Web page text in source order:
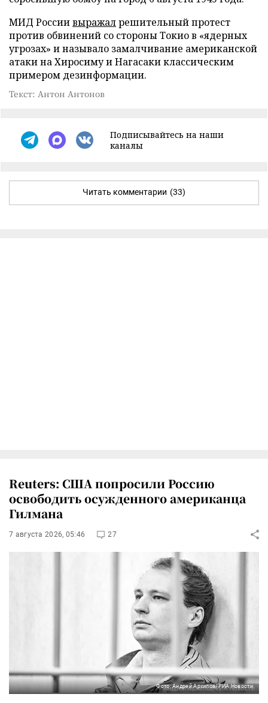
МИД Россиивыражалрешительный протест
против обвинений со стороны Токио в «ядерных
угрозах» и называло замалчивание американской
атаки на Хиросиму и Нагасаки классическим
примером дезинформации.
Текст: Антон Антонов
Подписывайтесь на наши
каналы
Читать комментарии (33)
Reuters: США попросили Россию
освободить осужденного американца
Гилмана
7 августа 2026, 05:46 27
Фото: Андрей Архипов/РИА Новости